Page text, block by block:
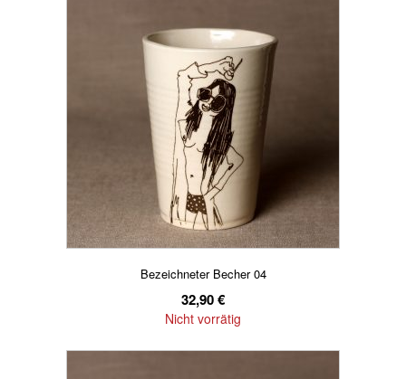
Bezeichneter Becher 04
32,90€
Nicht vorrätig